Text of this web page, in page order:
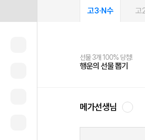
고3·N수 고
선물 3개 100% 당첨!
행운의 선물 뽑기
선물 100% 증정!
메가스터디 X 올리브
여름방학 스터디 캐시백
메가런 썸머스쿨
2027 러셀 단과
강사 공개선발
스마트러닝앱
설문 EVENT
메가패스
3일 무료 체험권
메가패스 수강생 무료혜택!
메가클럽 멤버십
사회공헌 캠페인
희망이룸 메가나눔
메가선생님